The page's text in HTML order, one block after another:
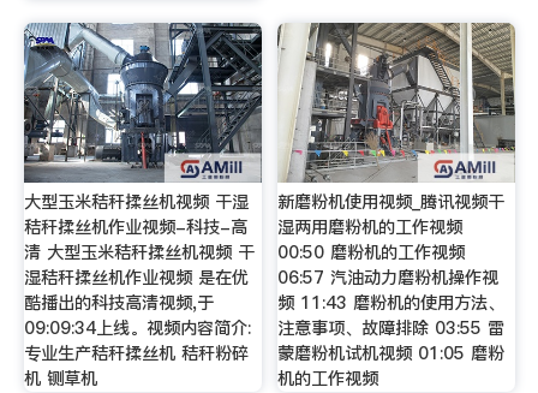
大型玉米秸秆揉丝机视频 干湿
秸秆揉丝机作业视频-科技-高
清 大型玉米秸秆揉丝机视频 干
湿秸秆揉丝机作业视频 是在优
酷播出的科技高清视频,于
09:09:34上线。视频内容简介:
专业生产秸秆揉丝机 秸秆粉碎
机 铡草机
新磨粉机使用视频_腾讯视频干
湿两用磨粉机的工作视频
00:50 磨粉机的工作视频
06:57 汽油动力磨粉机操作视
频 11:43 磨粉机的使用方法、
注意事项、故障排除 03:55 雷
蒙磨粉机试机视频 01:05 磨粉
机的工作视频